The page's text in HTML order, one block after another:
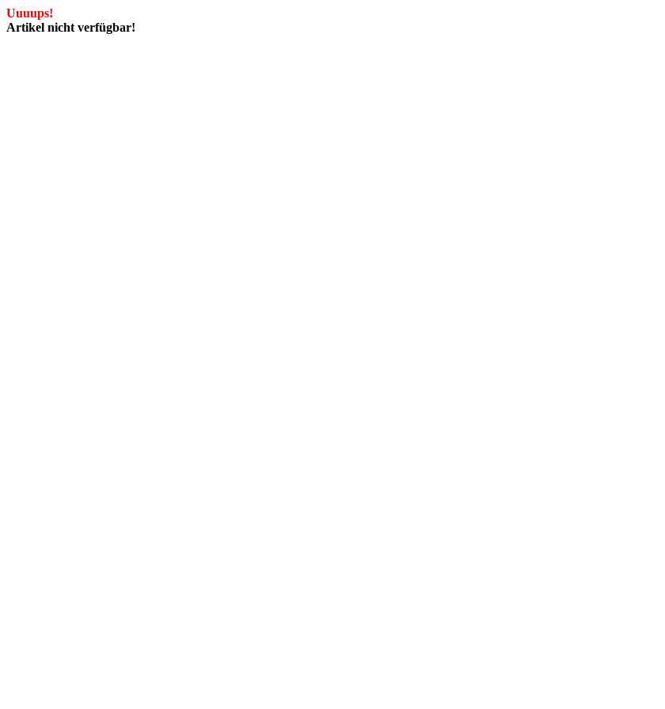
Uuuups!
Artikel nicht verfügbar!